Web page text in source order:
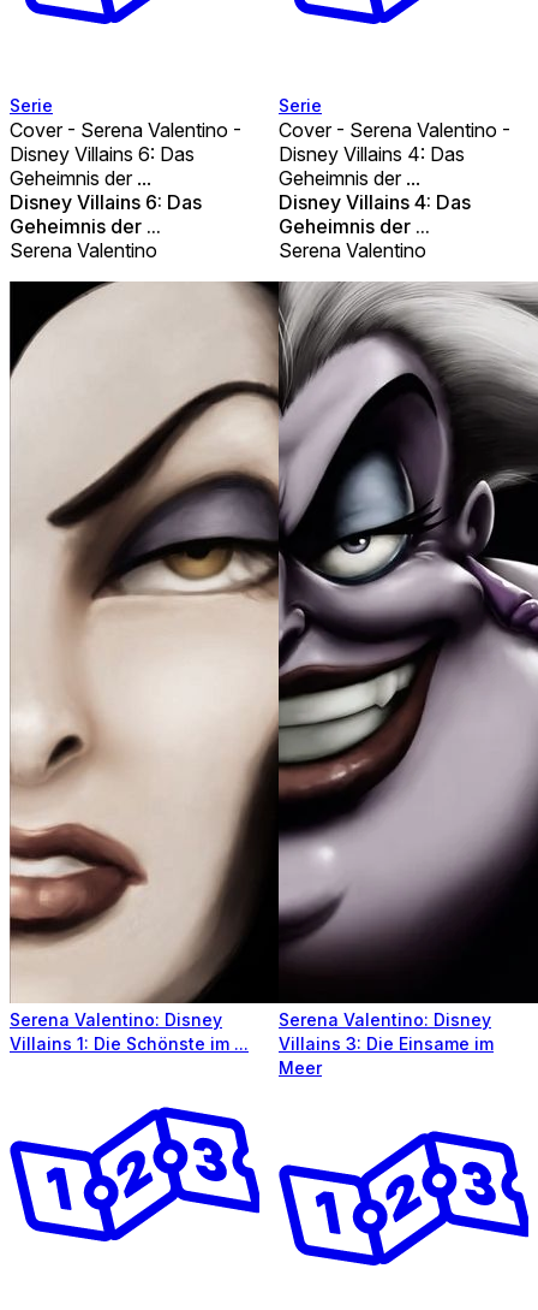
Serie
Cover - Serena Valentino -
Disney Villains 6: Das
Geheimnis der ...
Disney Villains 6: Das
Geheimnis der ...
Serena Valentino
Serie
Cover - Serena Valentino -
Disney Villains 4: Das
Geheimnis der ...
Disney Villains 4: Das
Geheimnis der ...
Serena Valentino
Serena Valentino: Disney
Villains 1: Die Schönste im ...
Serena Valentino: Disney
Villains 3: Die Einsame im
Meer